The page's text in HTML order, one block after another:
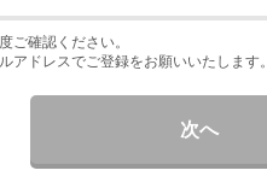
ご確認ください。
アドレスでご登録をお願いいたします。
次へ